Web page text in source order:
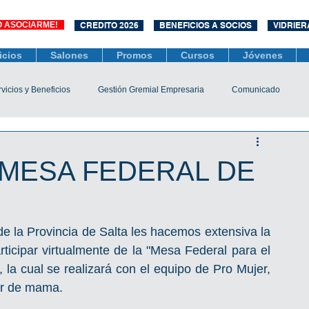
ASOCIARME! CREDITO 2026 BENEFICIOS A SOCIOS
Salones Promos Cursos Jóvenes
y Beneficios Gestión Gremial Empresaria Comunicado
FEDERAL DE
la Provincia de Salta les hacemos extensiva la
virtualmente de la "Mesa Federal para el
cual se realizará con el equipo de Pro Mujer,
de mama.